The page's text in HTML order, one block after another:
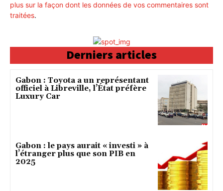
plus sur la façon dont les données de vos commentaires sont
traitées.
Derniers articles
Gabon : Toyota a un représentant
officiel à Libreville, l’État préfère
Luxury Car
Gabon : le pays aurait « investi » à
l’étranger plus que son PIB en
2025